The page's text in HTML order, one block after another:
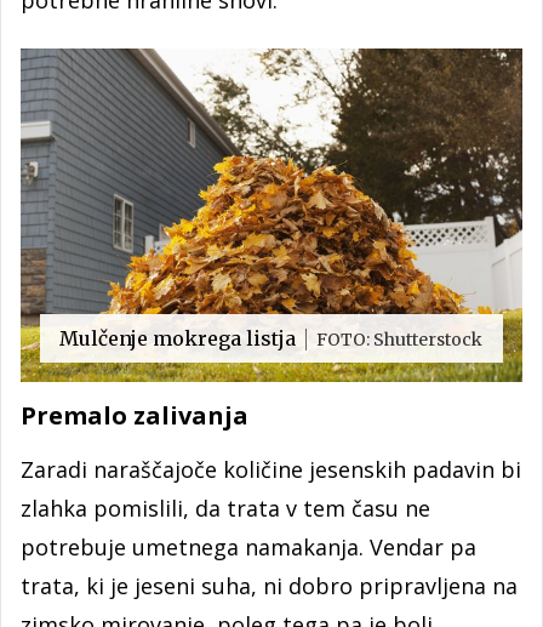
Mulčenje mokrega listja FOTO: Shutterstock
Premalo zalivanja
Zaradi naraščajoče količine jesenskih padavin bi
zlahka pomislili, da trata v tem času ne
potrebuje umetnega namakanja. Vendar pa
trata, ki je jeseni suha, ni dobro pripravljena na